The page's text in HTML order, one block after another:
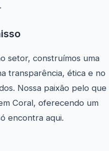
.
setor, construímos uma
transparência, ética e no
Nossa paixão pelo que
Coral, oferecendo um
encontra aqui.